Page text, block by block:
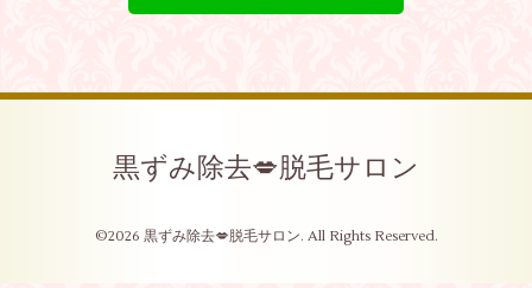
黒ずみ除去💋脱毛サロン
©2026 黒ずみ除去💋脱毛サロン. All Rights Reserved.